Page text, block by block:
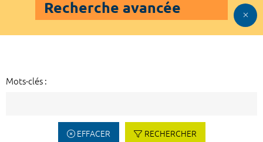
Recherche avancée
Mots-clés :
EFFACER RECHERCHER